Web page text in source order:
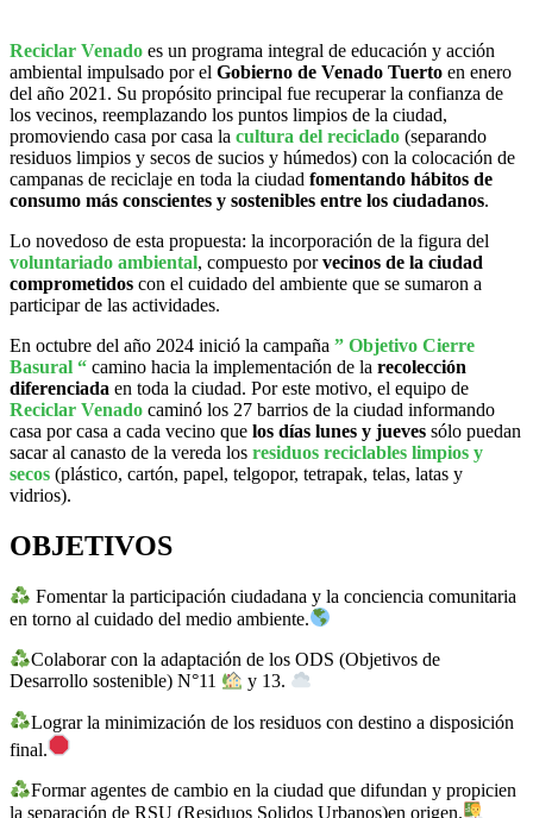
Reciclar Venado es un programa integral de educación y acción
ambiental impulsado por el Gobierno de Venado Tuerto en enero
del año 2021. Su propósito principal fue recuperar la confianza de
los vecinos, reemplazando los puntos limpios de la ciudad,
promoviendo casa por casa la cultura del reciclado (separando
residuos limpios y secos de sucios y húmedos) con la colocación de
campanas de reciclaje en toda la ciudad fomentando hábitos de
consumo más conscientes y sostenibles entre los ciudadanos.
Lo novedoso de esta propuesta: la incorporación de la figura del
voluntariado ambiental, compuesto porvecinos de la ciudad
comprometidos con el cuidado del ambiente que se sumaron a
participar de las actividades.
En octubre del año 2024 inició la campaña ” Objetivo Cierre
Basural “ camino hacia la implementación de la recolección
diferenciada en toda la ciudad. Por este motivo, el equipo de
Reciclar Venado caminó los 27 barrios de la ciudad informando
casa por casa a cada vecino que los días lunes y jueves sólo puedan
sacar al canasto de la vereda los residuos reciclables limpios y
secos (plástico, cartón, papel, telgopor, tetrapak, telas, latas y
vidrios).
OBJETIVOS
Fomentar la participación ciudadana y la conciencia comunitaria
en torno al cuidado del medio ambiente.
Colaborar con la adaptación de los ODS (Objetivos de
Desarrollo sostenible) N°11
y 13.
Lograr la minimización de los residuos con destino a disposición
final.
Formar agentes de cambio en la ciudad que difundan y propicien
la separación de RSU (Residuos Solidos Urbanos)en origen.